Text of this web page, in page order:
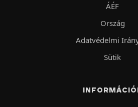
ÁÉF
Ország
Adatvédelmi
Sütik